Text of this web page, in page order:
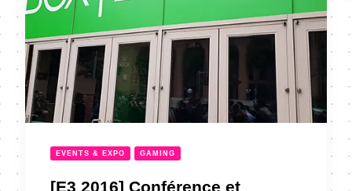
EVENTS & EXPO GAMING
[E3 2016] Conférence et